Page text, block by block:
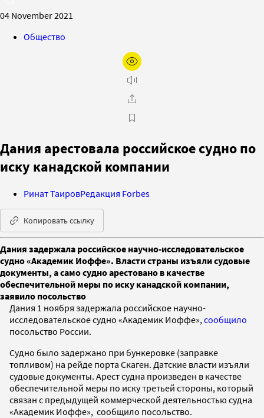
04 November 2021
Общество
Дания арестовала российское судно по
иску канадской компании
Ринат ТаировРедакция Forbes
Копировать ссылку
Дания задержала российское научно-исследовательское
судно «Академик Иоффе». Власти страны изъяли судовые
документы, а само судно арестовано в качестве
обеспечительной меры по иску канадской компании,
заявило посольство
Дания 1 ноября задержала российское научно-
исследовательское судно «Академик Иоффе», сообщило
посольство России.
Судно было задержано при бункеровке (заправке
топливом) на рейде порта Скаген. Датские власти изъяли
судовые документы. Арест судна произведен в качестве
обеспечительной меры по иску третьей стороны, который
связан с предыдущей коммерческой деятельностью судна
«Академик Иоффе», сообщило посольство.